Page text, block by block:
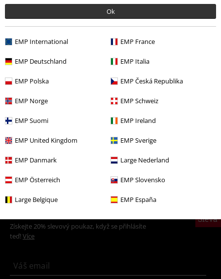
Ok
EMP International EMP France
EMP Deutschland EMP Italia
EMP Polska EMP Česká Republika
EMP Norge EMP Schweiz
EMP Suomi EMP Ireland
EMP United Kingdom EMP Sverige
EMP Danmark Large Nederland
EMP Österreich EMP Slovensko
Large Belgique EMP España
More categories. More options.
Výprodej % Merch kapel Doplňky
Zábava Collectibles
Novinky Doplňky Nášivky & Nášivky na záda Nášivky
Výprodej % Doplňky Nášivky & Nášivky na záda
Merch kapel Nášivky
Sleva
Získejte 20% slevový poukaz, když se přihlásíte
teď! Více